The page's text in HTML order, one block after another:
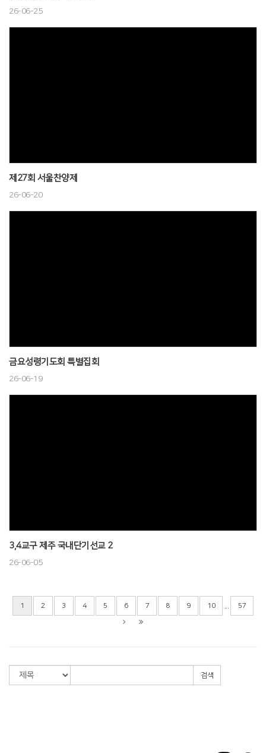
26-06-25
제27회 서울찬양제
26-06-20
금요성령기도회 특별집회
26-06-19
3,4교구 제주 국내단기선교 2
26-06-05
1 2 3 4 5 6 7 8 9 10 57
검색